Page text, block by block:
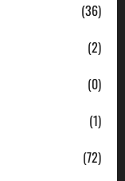
(36)
(2)
(0)
(1)
(72)